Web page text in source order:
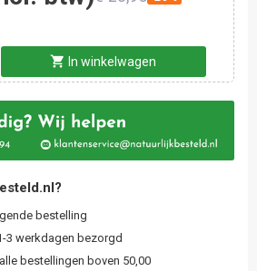
shopping_cart In winkelwagen
bestelling
3 werkdagen bezorgd
bestellingen boven 50,00